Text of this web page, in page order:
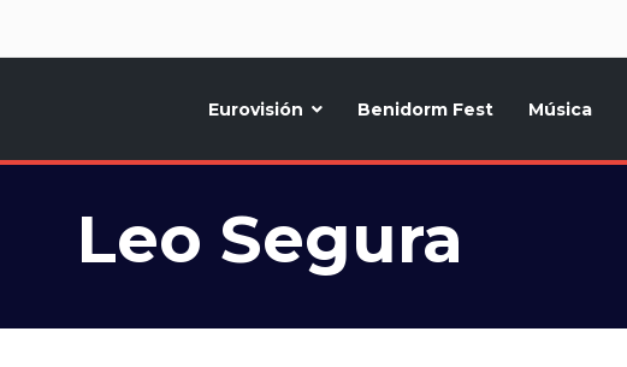
Eurovisión Benidorm Fest Música
Leo Segura